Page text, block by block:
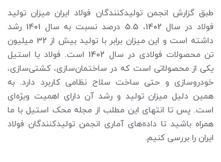
طبق گزارش انجمن تولیدکنندگان فولاد ایران میزان تولید
فولاد در سال 1402، 5.5 درصد نسبت به سال 1401 رشد
داشته است و این میزان برابر با تولید بیش از 32 میلیون
تن محصولات فولادی در سال 1402 است. فولاد یا استیل
یکی از محصولاتی است که در ساختمان‌سازی، کشتی‌سازی،
خودروسازی و حتی ساخت سلاح نظامی کاربرد دارد. به
همین دلیل میزان تولید و رشد آن دارای اهمیت ویژه‌ای
است. پس تا انتهای این مطلب از مجله محک استیل با ما
همراه باشید تا داده‌های آماری انجمن تولیدکنندگان فولاد
ایران را بررسی کنیم.